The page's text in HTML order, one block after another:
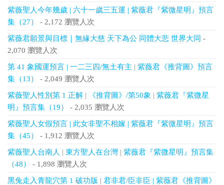
紫薇聖人今年幾歲 | 六十一歲三五運 | 紫薇君『紫微星明』預言
集（27）
- 2,172 瀏覽人次
紫薇君願景與目標｜無緣大慈 天下為公 同體大悲 世界大同 -
2,070 瀏覽人次
第 41 象國運預言 | 一二三四/無土有主 | 紫薇君《推背圖》預言
集（13）
- 2,049 瀏覽人次
紫薇聖人性別第 1 正解 | 《推背圖》/第50象 | 紫薇君『紫微星
明』預言集（19）
- 2,035 瀏覽人次
紫薇聖人女假預言 | 此女非聖不相嫁 | 紫薇君『紫微星明』預言
集（45）
- 1,912 瀏覽人次
紫薇聖人台南人 | 東方聖人在台灣 | 紫薇君『紫微星明』預言集
（48）
- 1,898 瀏覽人次
黑兔走入青龍穴第 1 破功版 | 君非君/臣非臣 | 紫薇君《推背圖》